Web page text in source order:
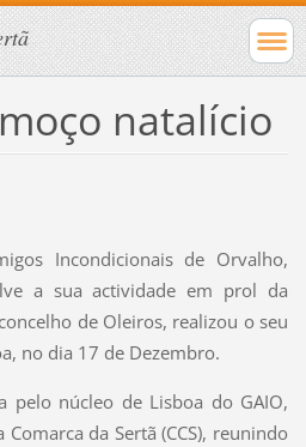
natalício
Incondicionais de Orvalho,
a sua actividade em prol da
de Oleiros, realizou o seu
no dia 17 de Dezembro.
pelo núcleo de Lisboa do GAIO,
da Sertã (CCS), reunindo